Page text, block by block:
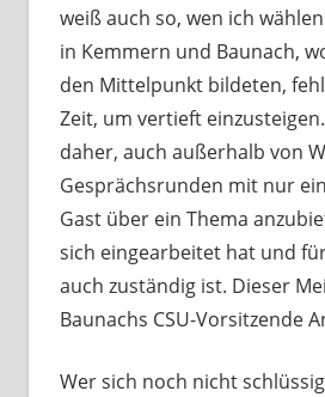
weiß auch so, wen ich
in Kemmern und Baunach,
den Mittelpunkt bildeten,
Zeit, um vertieft
daher, auch außerhalb von
Gesprächsrunden mit nur
Gast über ein Thema
sich eingearbeitet hat und
auch zuständig ist. Dieser
Baunachs CSU-Vorsitzende
Wer sich noch nicht